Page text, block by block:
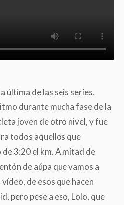
última de las seis series,
durante mucha fase de la
joven de otro nivel, y fue
todos aquellos que
3:20 el km. A mitad de
de aúpa que vamos a
de esos que hacen
pero pese a eso, Lolo, que